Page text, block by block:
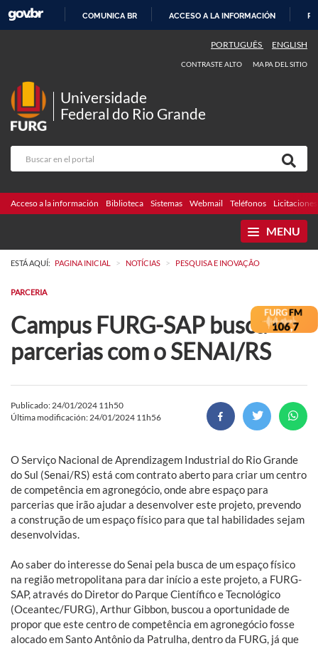
CONTENIDO
COMUNICA BR ACCESO A LA INFORMACIÓN
PORTUGUÊS ENGLISH
CONTRASTE ALTO MAPA DEL SITIO
Universidade
Federal do Rio Grande
Acceso a la información Biblioteca Sistemas Webmail Teléfonos Licitaciones
MENU
ESTÁ AQUÍ: PAGINA INICIAL > NOTÍCIAS > PESQUISA E INOVAÇÃO
PARCERIA
Campus FURG-SAP busca
parcerias com o SENAI/RS
Publicado: 24/01/2024 11h50
Última modificación: 24/01/2024 11h56
O Serviço Nacional de Aprendizagem Industrial do Rio Grande
do Sul (Senai/RS) está com contrato aberto para criar um centro
de competência em agronegócio, onde abre espaço para
parcerias que irão ajudar a desenvolver este projeto, prevendo
a construção de um espaço físico para que tal habilidades sejam
desenvolvidas.
Ao saber do interesse do Senai pela busca de um espaço físico
na região metropolitana para dar início a este projeto, a FURG-
SAP, através do Diretor do Parque Científico e Tecnológico
(Oceantec/FURG), Arthur Gibbon, buscou a oportunidade de
propor que este centro de competência em agronegócio fosse
alocado em Santo Antônio da Patrulha, dentro da FURG, já que